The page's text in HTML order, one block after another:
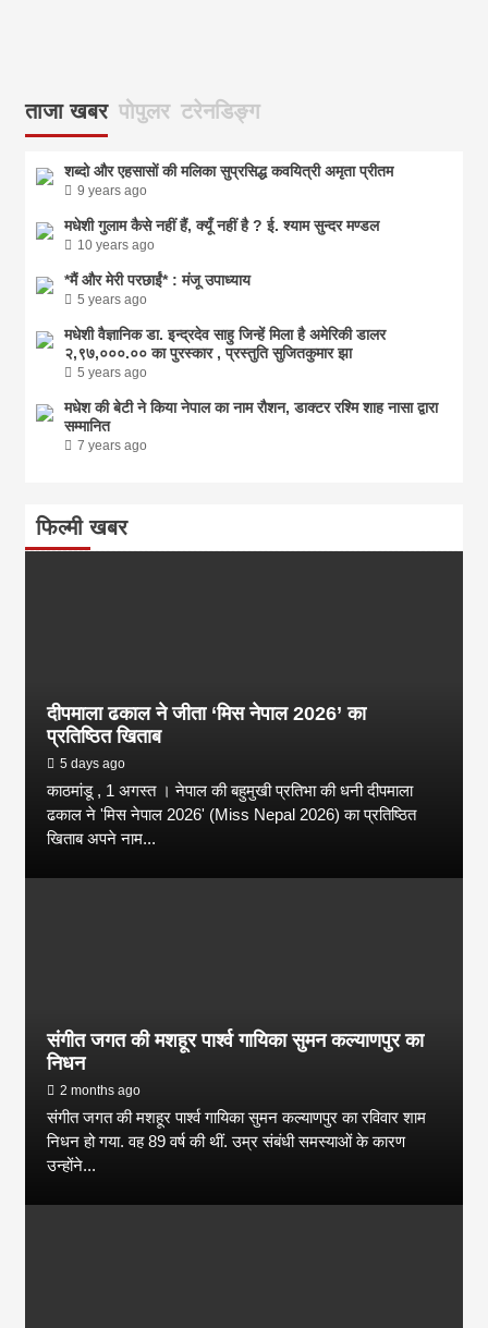
ताजा खबर पोपुलर टरेनडिङ्ग
शब्दो और एहसासों की मलिका सुप्रसिद्ध कवयित्री अमृता प्रीतम
9 years ago
मधेशी गुलाम कैसे नहीं हैं, क्यूँ नहीं है ? ई. श्याम सुन्दर मण्डल
10 years ago
*मैं और मेरी परछाईं* : मंजू उपाध्याय
5 years ago
मधेशी वैज्ञानिक डा. इन्द्रदेव साहु जिन्हें मिला है अमेरिकी डालर
२,९७,०००.०० का पुरस्कार , प्रस्तुति सुजितकुमार झा
5 years ago
मधेश की बेटी ने किया नेपाल का नाम राैशन, डाक्टर रश्मि शाह नासा द्वारा
सम्मानित
7 years ago
फिल्मी खबर
दीपमाला ढकाल ने जीता ‘मिस नेपाल 2026’ का
प्रतिष्ठित खिताब
5 days ago
काठमांडू , 1 अगस्त । नेपाल की बहुमुखी प्रतिभा की धनी दीपमाला
ढकाल ने 'मिस नेपाल 2026' (Miss Nepal 2026) का प्रतिष्ठित
खिताब अपने नाम...
संगीत जगत की मशहूर पार्श्व गायिका सुमन कल्याणपुर का
निधन
2 months ago
संगीत जगत की मशहूर पार्श्व गायिका सुमन कल्याणपुर का रविवार शाम
निधन हो गया. वह 89 वर्ष की थीं. उम्र संबंधी समस्याओं के कारण
उन्होंने...